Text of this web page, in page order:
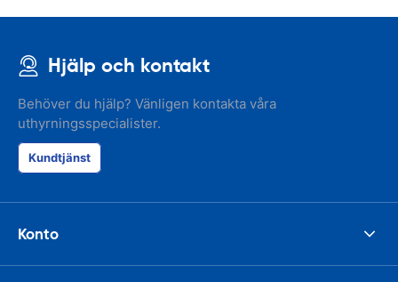
Hjälp och kontakt
Behöver du hjälp? Vänligen kontakta våra
uthyrningsspecialister.
Kundtjänst
Konto